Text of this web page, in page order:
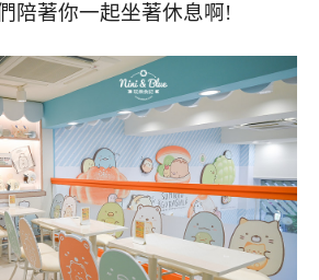
陪著你一起坐著休息啊!